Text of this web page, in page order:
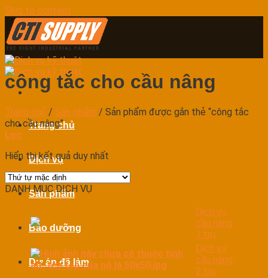
Skip to content
Trang chủ
Dịch vụ
Sản phẩm
Bảo dưỡng
Dự án đã làm
công tắc cho cầu nâng
Trang chủ / Sản phẩm / Sản phẩm được gắn thẻ “công tắc
cho cầu nâng”
Lọc
Hiển thị kết quả duy nhất
DANH MỤC DỊCH VỤ
Dịch vụ
cầu nâng
1 trụ
Dịch vụ
cầu nâng
2 trụ